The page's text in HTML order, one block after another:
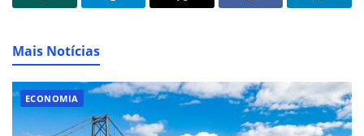
Mais Notícias
ECONOMIA